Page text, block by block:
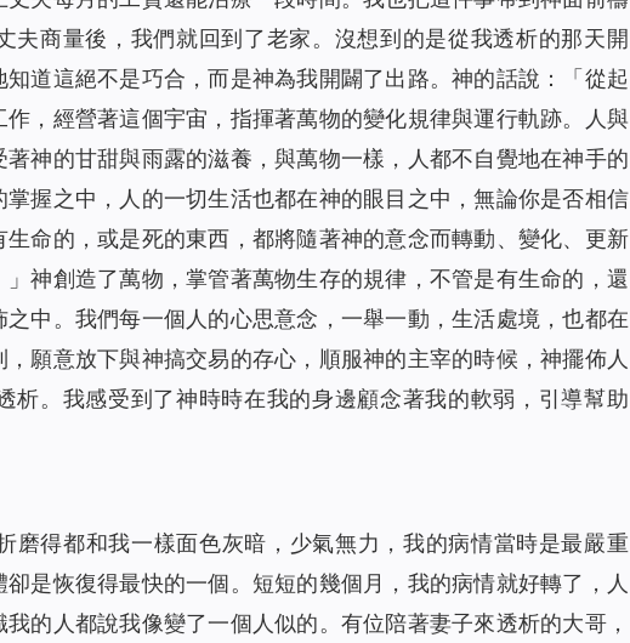
夫商量後，我們就回到了老家。沒想到的是從我透析的那天開
道這絕不是巧合，而是神為我開闢了出路。神的話說：「 從起
，經營著這個宇宙，指揮著萬物的變化規律與運行軌跡。人與
神的甘甜與雨露的滋養，與萬物一樣，人都不自覺地在神手的
握之中，人的一切生活也都在神的眼目之中，無論你是否相信
命的，或是死的東西，都將隨著神的意念而轉動、變化、更新
」神創造了萬物，掌管著萬物生存的規律，不管是有生命的，還
中。我們每一個人的心思意念，一舉一動，生活處境，也都在
願意放下與神搞交易的存心，順服神的主宰的時候，神擺佈人
析。我感受到了神時時在我的身邊顧念著我的軟弱，引導幫助
磨得都和我一樣面色灰暗，少氣無力，我的病情當時是最嚴重
是恢復得最快的一個。短短的幾個月，我的病情就好轉了，人
的人都說我像變了一個人似的。有位陪著妻子來透析的大哥，